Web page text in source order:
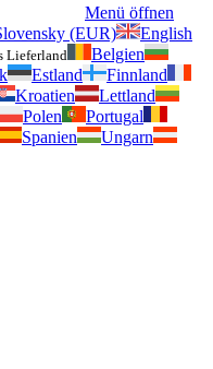
Menü öffnen
(EUR)
English
Lieferland
Belgien
Estland
Finnland
Kroatien
Lettland
Polen
Portugal
Spanien
Ungarn